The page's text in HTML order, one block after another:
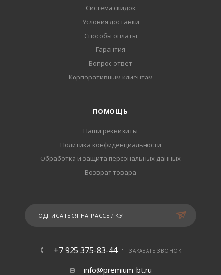
Система скидок
Условия доставки
Способы оплаты
Гарантия
Вопрос-ответ
Корпоративным клиентам
ПОМОЩЬ
Наши реквизиты
Политика конфиденциальности
Обработка и защита персональных данных
Возврат товара
ПОДПИСАТЬСЯ НА РАССЫЛКУ
+7 925 375-83-44 ЗАКАЗАТЬ ЗВОНОК
info@premium-bt.ru